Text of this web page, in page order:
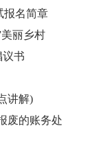
报名简章
丽乡村
议书
讲解)
废的账务处